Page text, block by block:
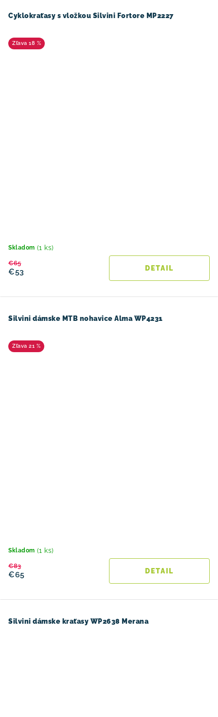
Cyklokraťasy s vložkou Silvini Fortore MP2227
18 %
Skladom (1 ks)
€53
€65
DETAIL
Silvini dámske MTB nohavice Alma WP4231
21 %
Skladom (1 ks)
€65
€83
DETAIL
Silvini dámske kraťasy WP2638 Merana